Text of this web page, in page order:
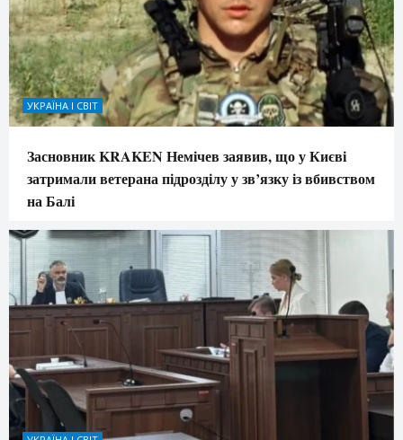
УКРАЇНА І СВІТ
Засновник KRAKEN Немічев заявив, що у Києві
затримали ветерана підрозділу у зв’язку із вбивством
на Балі